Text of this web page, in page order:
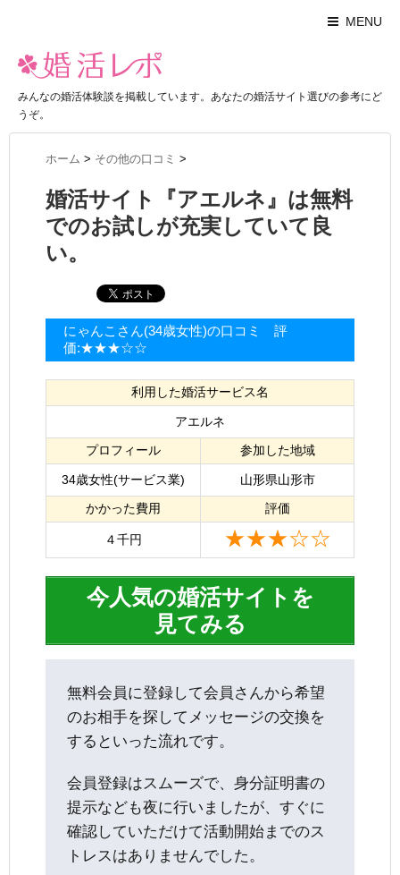
MENU
みんなの婚活体験談を掲載しています。あなたの婚活サイト選びの参考にど
うぞ。
ホーム > その他の口コミ >
婚活サイト『アエルネ』は無料
でのお試しが充実していて良
い。
にゃんこさん(34歳女性)の口コミ 評
価:★★★☆☆
利用した婚活サービス名
アエルネ
プロフィール
参加した地域
34歳女性(サービス業)
山形県山形市
かかった費用
評価
４千円 ★★★☆☆
今人気の婚活サイトを
見てみる
無料会員に登録して会員さんから希望
のお相手を探してメッセージの交換を
するといった流れです。
会員登録はスムーズで、身分証明書の
提示なども夜に行いましたが、すぐに
確認していただけて活動開始までのス
トレスはありませんでした。